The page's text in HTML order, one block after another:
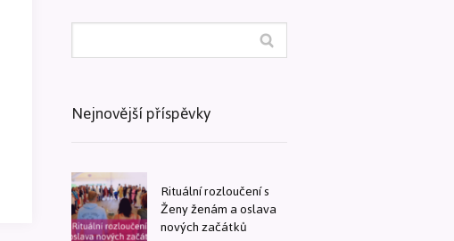
Nejnovější příspěvky
Rituální rozloučení s
Ženy ženám a oslava
nových začátků